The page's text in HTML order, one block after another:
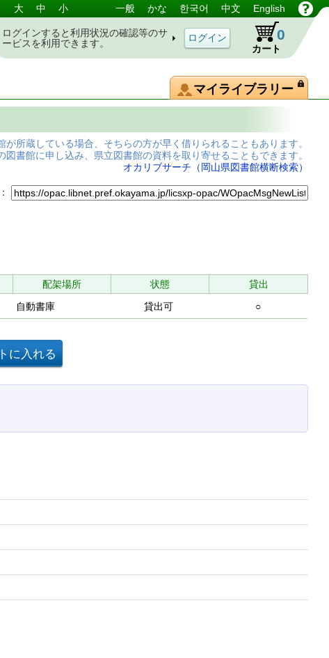
大 中 小 一般 かな 한국어 中文 English
ログインすると利用状況の確認等のサ
ービスを利用できます。
カート
0
マイライブラリー
が所蔵している場合、そちらの方が早く借りられることもあります。
図書館に申し込み、県立図書館の資料を取り寄せることもできます。
オカリブサーチ（岡山県図書館横断検索）
配架場所 状態
貸出
自動書庫 貸出可 ○